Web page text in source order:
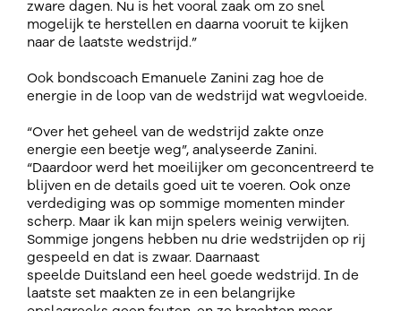
zware dagen. Nu is het vooral zaak om zo snel
mogelijk te herstellen en daarna vooruit te kijken
naar de laatste wedstrijd.”
Ook bondscoach Emanuele Zanini zag hoe de
energie in de loop van de wedstrijd wat wegvloeide.
“Over het geheel van de wedstrijd zakte onze
energie een beetje weg”, analyseerde Zanini.
“Daardoor werd het moeilijker om geconcentreerd te
blijven en de details goed uit te voeren. Ook onze
verdediging was op sommige momenten minder
scherp. Maar ik kan mijn spelers weinig verwijten.
Sommige jongens hebben nu drie wedstrijden op rij
gespeeld en dat is zwaar. Daarnaast
speelde Duitsland een heel goede wedstrijd. In de
laatste set maakten ze in een belangrijke